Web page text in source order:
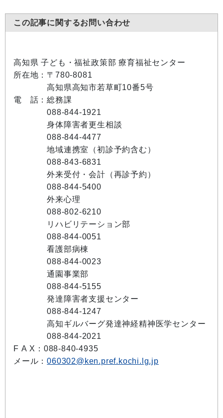
この記事に関するお問い合わせ
高知県 子ども・福祉政策部 療育福祉センター
所在地：〒780-8081
高知県高知市若草町10番5号
電 話：総務課
088-844-1921
身体障害者更生相談
088-844-4477
地域連携室（初診予約含む）
088-843-6831
外来受付・会計（再診予約）
088-844-5400
外来心理
088-802-6210
リハビリテーション部
088-844-0051
看護部病棟
088-844-0023
通園事業部
088-844-5155
発達障害者支援センター
088-844-1247
高知ギルバーグ発達神経精神医学センター
088-844-2021
F A X：088-840-4935
メール：060302@ken.pref.kochi.lg.jp